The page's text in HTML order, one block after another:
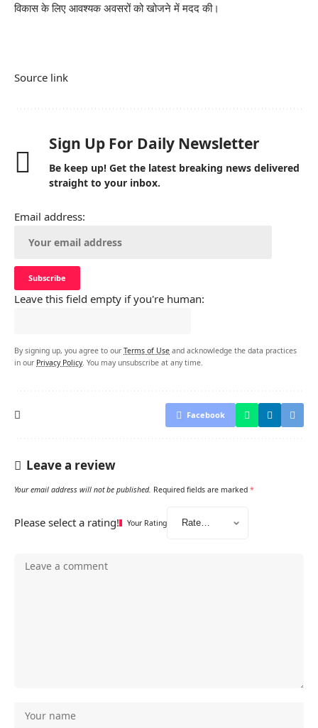
विकास के लिए आवश्यक अवसरों को खोजने में मदद की।
Source link
Sign Up For Daily Newsletter
Be keep up! Get the latest breaking news delivered
straight to your inbox.
Email address:
Leave this field empty if you're human:
By signing up, you agree to our Terms of Use and acknowledge the data practices
in our Privacy Policy. You may unsubscribe at any time.
Facebook
Leave a review
Your email address will not be published. Required fields are marked *
Please select a rating! Your Rating